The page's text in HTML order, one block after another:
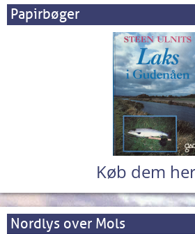
Papirbøger
Køb dem
Nordlys over Mols